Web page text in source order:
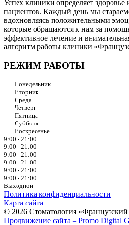
Успех клиники определяет
пациентов. Каждый день мы
вдохновляясь положительными
которые обращаются к нам за
эффективное лечение и
алгоритм работы клиники
РЕЖИМ РАБОТЫ
Понедельник
Вторник
Среда
Четверг
Пятница
Суббота
Воскресенье
9:00 - 21:00
9:00 - 21:00
9:00 - 21:00
9:00 - 21:00
9:00 - 21:00
9:00 - 21:00
Выходной
Политика конфиденциальности
Карта сайта
© 2026 Стоматология «Французский
Продвижение сайта – Promo Digital